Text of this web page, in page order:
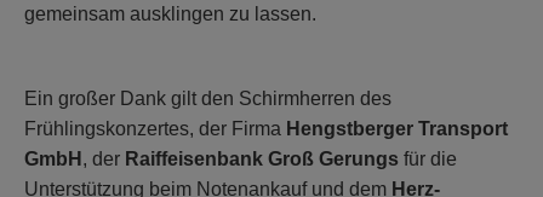
gemeinsam ausklingen zu lassen.
Ein großer Dank gilt den Schirmherren des
Frühlingskonzertes, der Firma Hengstberger Transport
GmbH , der Raiffeisenbank Groß Gerungs für die
Unterstützung beim Notenankauf und dem Herz-